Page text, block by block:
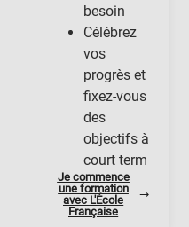
besoin
Célébrez
vos
progrès et
fixez-vous
des
objectifs à
court term
Je commence
une formation
avec L'École
Française